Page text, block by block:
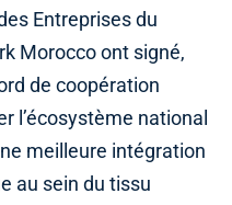
Entreprises du
Morocco ont signé,
de coopération
l’écosystème national
meilleure intégration
au sein du tissu